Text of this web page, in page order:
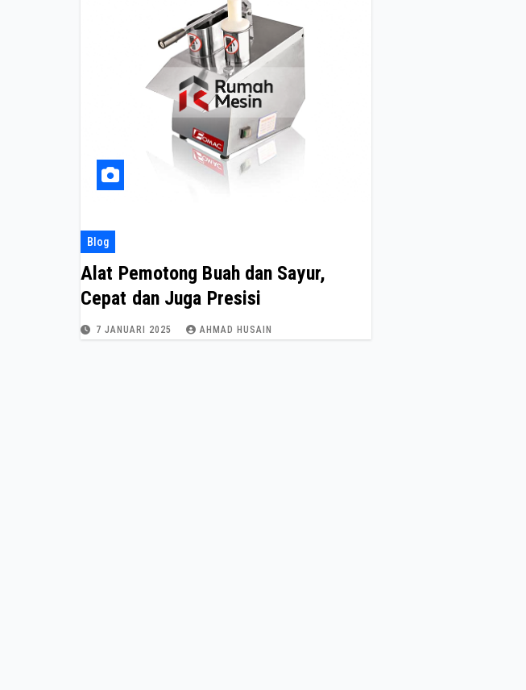
Blog
Alat Pemotong Buah dan Sayur,
Cepat dan Juga Presisi
7 JANUARI 2025 AHMAD HUSAIN